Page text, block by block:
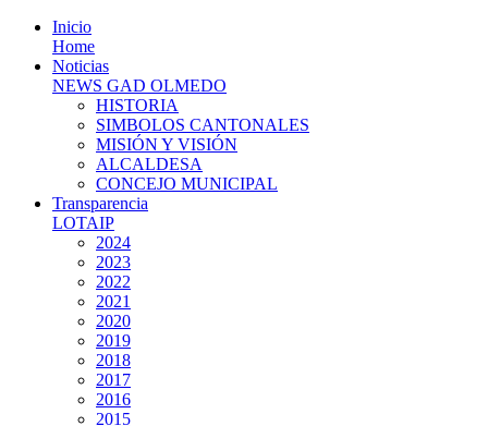
Inicio
Home
Noticias
NEWS GAD OLMEDO
HISTORIA
SIMBOLOS CANTONALES
MISIÓN Y VISIÓN
ALCALDESA
CONCEJO MUNICIPAL
Transparencia
LOTAIP
2024
2023
2022
2021
2020
2019
2018
2017
2016
2015